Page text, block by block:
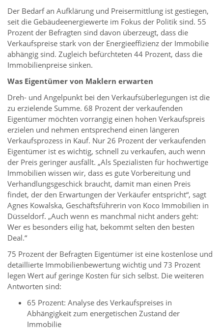
Der Bedarf an Aufklärung und Preisermittlung ist gestiegen,
seit die Gebäudeenergiewerte im Fokus der Politik sind. 55
Prozent der Befragten sind davon überzeugt, dass die
Verkaufspreise stark von der Energieeffizienz der Immobilie
abhängig sind. Zugleich befürchteten 44 Prozent, dass die
Immobilienpreise sinken.
Was Eigentümer von Maklern erwarten
Dreh- und Angelpunkt bei den Verkaufsüberlegungen ist die
zu erzielende Summe. 68 Prozent der verkaufenden
Eigentümer möchten vorrangig einen hohen Verkaufspreis
erzielen und nehmen entsprechend einen längeren
Verkaufsprozess in Kauf. Nur 26 Prozent der verkaufenden
Eigentümer ist es wichtig, schnell zu verkaufen, auch wenn
der Preis geringer ausfällt. „Als Spezialisten für hochwertige
Immobilien wissen wir, dass es gute Vorbereitung und
Verhandlungsgeschick braucht, damit man einen Preis
findet, der den Erwartungen der Verkäufer entspricht“, sagt
Agnes Kowalska, Geschäftsführerin von Koco Immobilien in
Düsseldorf. „Auch wenn es manchmal nicht anders geht:
Wer es besonders eilig hat, bekommt selten den besten
Deal.“
75 Prozent der Befragten Eigentümer ist eine kostenlose und
detaillierte Immobilienbewertung wichtig und 73 Prozent
legen Wert auf geringe Kosten für sich selbst. Die weiteren
Antworten sind:
65 Prozent: Analyse des Verkaufspreises in
Abhängigkeit zum energetischen Zustand der
Immobilie